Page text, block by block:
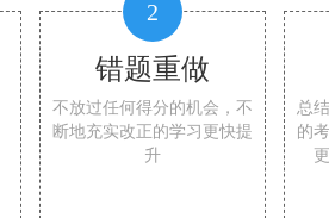
2
错题重做
不放过任何得分的机会，不
断地充实改正的学习更快提
升
总
的